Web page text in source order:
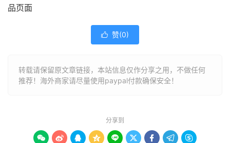
品页面
 赞(0)
转载请保留原文章链接，本站信息仅作分享之用，不做任何
推荐！海外商家请尽量使用paypal付款确保安全！
分享到
        